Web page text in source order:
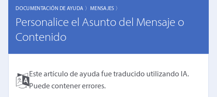
DOCUMENTACIÓN DE AYUDA 〉MENSAJES 〉
Personalice el Asunto del Mensaje o
Contenido
Este artículo de ayuda fue traducido utilizando IA.
Puede contener errores.